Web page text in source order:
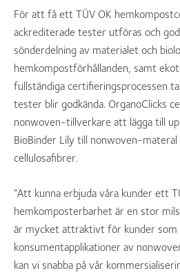
För att få ett TÜV OK
ackrediterade tester utföras och
sönderdelning av materialet och
hemkompostförhållanden, samt
fullständiga certifieringsprocessen
tester blir godkända. OrganoClicks
nonwoven-tillverkare att lägga till
BioBinder Lily till nonwoven-materal
cellulosafibrer.
”Att kunna erbjuda våra kunder ett
hemkomposterbarhet är en stor
är mycket attraktivt för kunder som
konsumentapplikationer av
kan vi snabba på vår